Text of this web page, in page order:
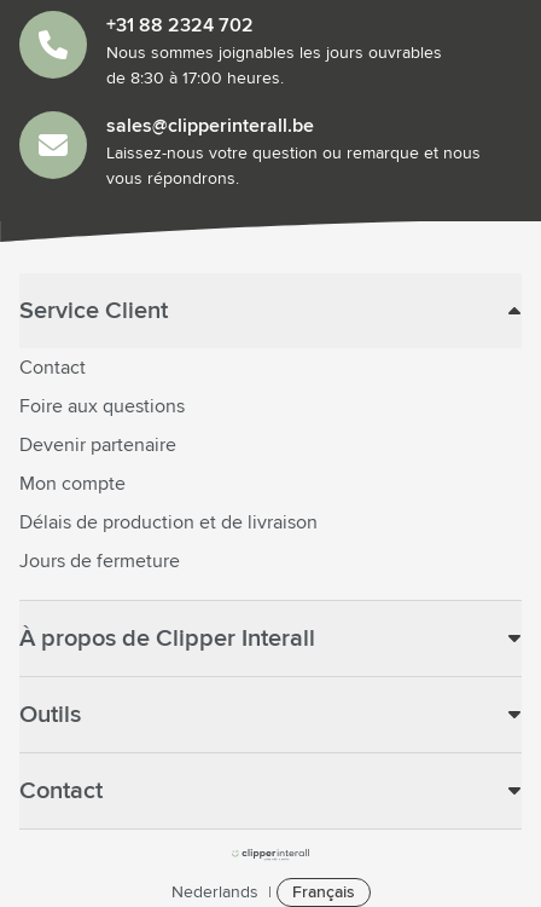
+31 88 2324 702
Nous sommes joignables les jours ouvrables
de 8:30 à 17:00 heures.
sales@clipperinterall.be
Laissez-nous votre question ou remarque et nous
vous répondrons.
Service Client
Contact
Foire aux questions
Devenir partenaire
Mon compte
Délais de production et de livraison
Jours de fermeture
À propos de Clipper Interall
Outils
Contact
Nederlands Français